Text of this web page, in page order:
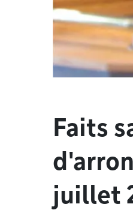
Faits
juillet